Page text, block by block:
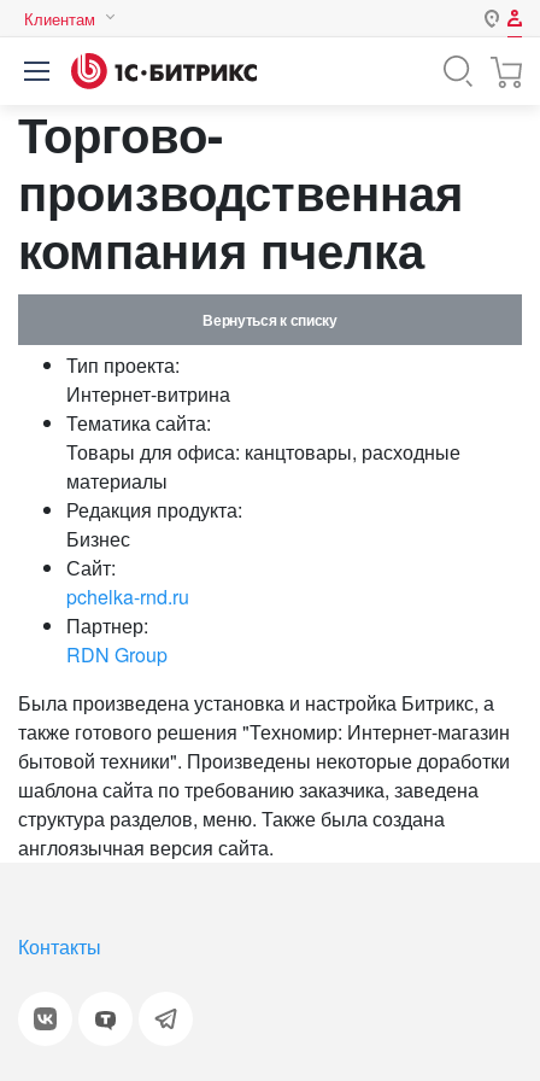
Клиентам
Авторизация
Логин
Пароль
Запомнить меня на этом
Забыли свой пароль?
или войдите с помощью
Торгово-
производственная
компания пчелка
Вернуться к списку
Тип проекта:
Интернет-витрина
Тематика сайта:
Товары для офиса: канцтовары, расходные
материалы
Редакция продукта:
Бизнес
Сайт:
pchelka-rnd.ru
Партнер:
RDN Group
Была произведена установка и настройка Битрикс, а
также готового решения "Техномир: Интернет-магазин
бытовой техники". Произведены некоторые доработки
шаблона сайта по требованию заказчика, заведена
структура разделов, меню. Также была создана
англоязычная версия сайта.
Контакты